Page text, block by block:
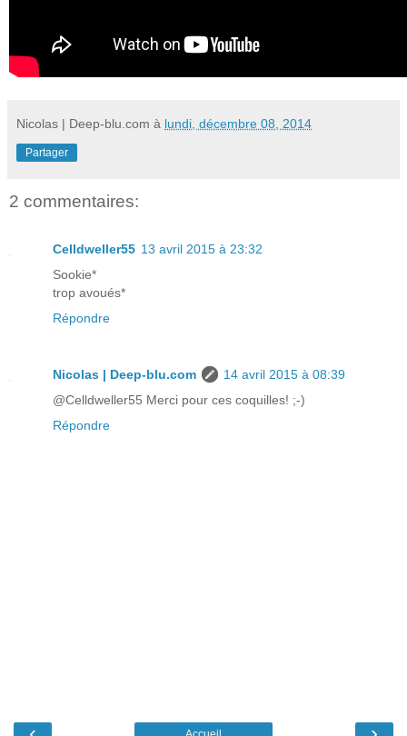
Nicolas | Deep-blu.com à lundi, décembre 08, 2014
Partager
2 commentaires:
Celldweller55 13 avril 2015 à 23:32
Sookie*
trop avoués*
Répondre
Nicolas | Deep-blu.com
14 avril 2015 à 08:39
@Celldweller55 Merci pour ces coquilles! ;-)
Répondre